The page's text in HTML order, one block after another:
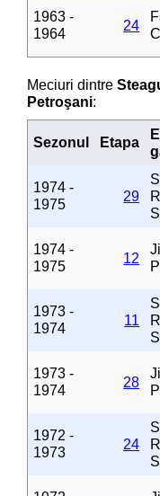
1963 -
1964
24
Meciuri dintre
Petroşani:
Sezonul Etapa
1974 -
1975
29
1974 -
1975
12
1973 -
1974
11
1973 -
1974
28
1972 -
1973
24